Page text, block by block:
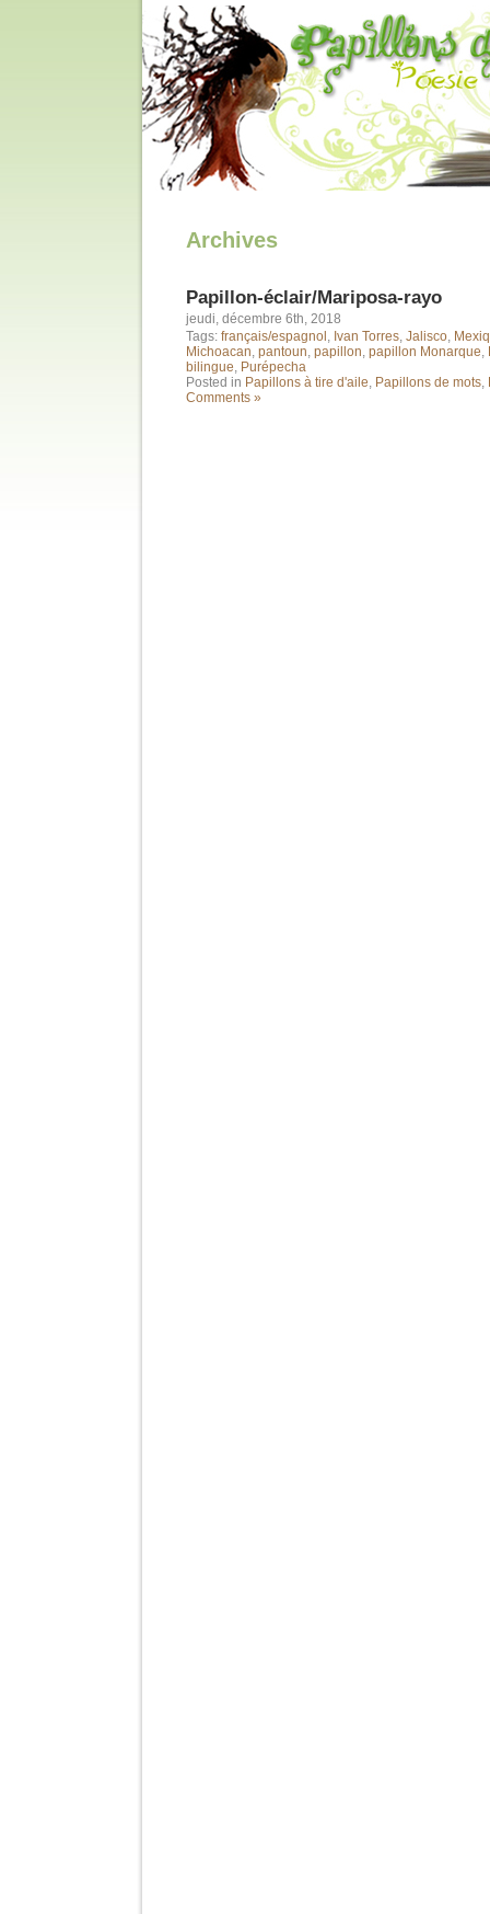
Archives
Papillon-éclair/Mariposa-rayo
jeudi, décembre 6th, 2018
Tags: français/espagnol , Ivan Torres, Jalisco,
Michoacan, pantoun, papillon, papillon Monarque,
bilingue, Purépecha
Posted in Papillons à tire d'aile, Papillons de mots,
Comments »